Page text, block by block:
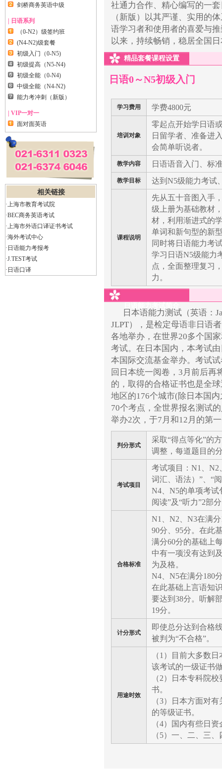
剑桥商务英语中级
| 日语系列
（0-N2）级签约班
(N4-N2)级套餐
初级入门（0-N5)
初级提高（N5-N4)
初级全能（0-N4)
中级全能（N4-N2)
能力考冲刺（新版）
| VIP一对一
面对面英语
相关链接
·上海市教育考试院
·BEC商务英语考试
·上海市外语口译证书考试
·海外考试中心
·日语能力考报考
·J.TEST考试
·日语口译
社通力合作、精心编写的一
（新版）以其严谨、实用的
语学习者和使用者的喜爱与
以来，持续畅销，稳居全国
精品套餐课程设置
日语0～N5初级入门
学习费用 学费4800元
培训对象
零起点开始学日语
日留学者、准备进
会简单听说者。
教学内容 日语语音入门、标
教学目标 达到N5级能力考试
课程说明
先从五十音图入手
级上册为基础教材
材，利用渐进式的
单词和新句型的新
同时将日语能力考
学习日语N5级能力
点，全面整理复习
力。
日本语能力测试（英语：
JLPT），是检定母语非日语
各地举办，在世界20多个国
考试。在日本国内，本考试
本国际交流基金举办。考试
回日本统一阅卷，3月前后再
的，取得的合格证书也是全
地区的176个城市(除日本国
70个考点，全世界报名测试
举办2次，于7月和12月的第
判分形式
采取“得点等化”的
调整，每道题目的
考试项目
考试项目：N1、N2
词汇、语法）”、“
N4、N5的单项考试
阅读”及“听力”2部
合格标准
N1、N2、N3在满
90分、95分。在此
满分60分的基础上
中有一项没有达到
为及格。
N4、N5在满分180
在此基础上言语知
要达到38分。听解
19分。
计分形式
即使总分达到合格
被判为“不合格”。
用途时效
（1）目前大多数
该考试的一级证书
（2）日本专科院
书。
（3）日本方面对
的等级证书。
（4）国内有些日
（5）一、二、三